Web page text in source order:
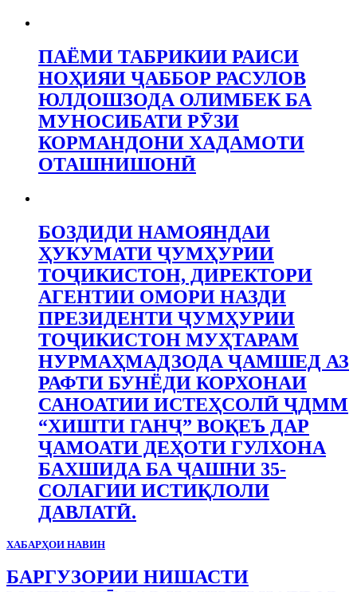
ПАЁМИ ТАБРИКИИ РАИСИ
НОҲИЯИ ҶАББОР РАСУЛОВ
ЮЛДОШЗОДА ОЛИМБЕК БА
МУНОСИБАТИ РӮЗИ
КОРМАНДОНИ ХАДАМОТИ
ОТАШНИШОНӢ
БОЗДИДИ НАМОЯНДАИ
ҲУКУМАТИ ҶУМҲУРИИ
ТОҶИКИСТОН, ДИРЕКТОРИ
АГЕНТИИ ОМОРИ НАЗДИ
ПРЕЗИДЕНТИ ҶУМҲУРИИ
ТОҶИКИСТОН МУҲТАРАМ
НУРМАҲМАДЗОДА ҶАМШЕД АЗ
РАФТИ БУНЁДИ КОРХОНАИ
САНОАТИИ ИСТЕҲСОЛӢ ҶДММ
“ХИШТИ ГАНҶ” ВОҚЕЪ ДАР
ҶАМОАТИ ДЕҲОТИ ГУЛХОНА
БАХШИДА БА ҶАШНИ 35-
СОЛАГИИ ИСТИҚЛОЛИ
ДАВЛАТӢ.
ХАБАРҲОИ НАВИН
БАРГУЗОРИИ НИШАСТИ